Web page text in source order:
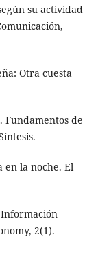
su actividad
Otra cuesta
Fundamentos de
en la noche. El
Información
2(1).